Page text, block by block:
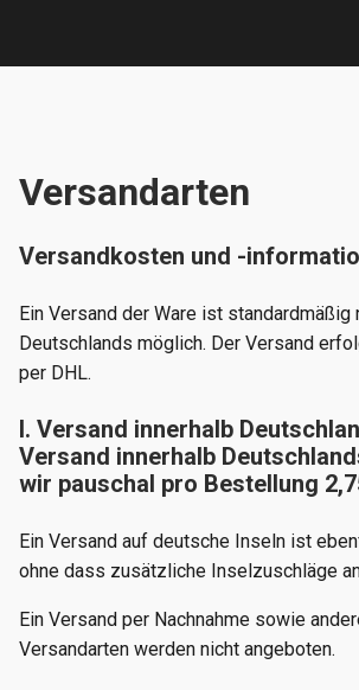
Versandarten
Versandkosten und -
Ein Versand der Ware ist standardmäßig
Deutschlands möglich. Der Versand
per DHL.
I. Versand innerhalb
Versand innerhalb
wir pauschal pro Bestellung
Ein Versand auf deutsche Inseln ist
ohne dass zusätzliche Inselzuschläge
Ein Versand per Nachnahme sowie
Versandarten werden nicht angeboten.